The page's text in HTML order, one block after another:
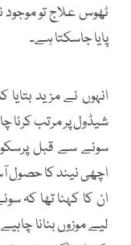
ٹھوس علاج تو موجود
پایا جاسکتا ہے۔
انہوں نے مزید
شیڈول پر مرتب کرنا
سونے سے قبل
اچھی نیند کا حصول
ان کا کہنا تھا کہ
لیے موزوں بنانا